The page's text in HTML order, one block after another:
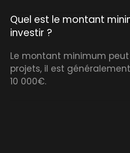
Quel est le montant
investir ?
Le montant minimum
projets, il est
10 000€.